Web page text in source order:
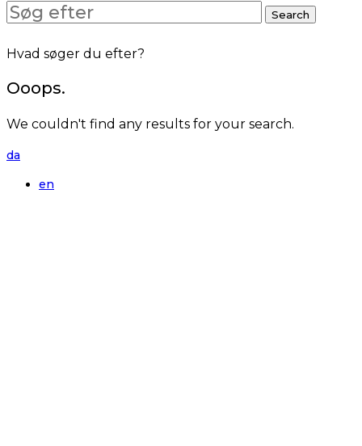
Search
for:
Search
Hvad søger du efter?
Ooops.
We couldn't find any results for your search.
da
en